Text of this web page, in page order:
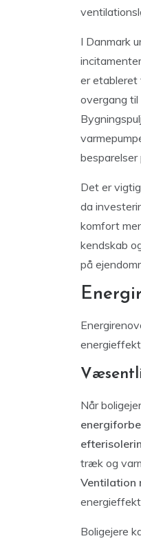
I Danmark
er etableret
overgang til
besparelser
Det er
da
komfort
kendskab
på
Når
træk og
Ventilation
Boligejere